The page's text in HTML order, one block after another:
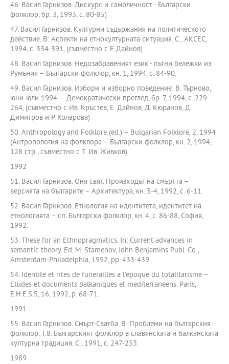
46. Васил Гарнизов. Дискурс и самоличност - Български
фолклор, бр. 3, 1993, с. 80-85)
47. Васил Гарнизов. Културни съдържания на политическото
действие. В: Аспекти на етнокултурната ситуация. С., АКСЕС,
1994, с. 334-391, (съвместно с Е.Дайнов).
48. Васил Гарнизов. Недозабравеният език - пътни бележки из
Румъния – Български фолклор, кн. 1, 1994, с. 84-90.
49. Васил Гарнизов. Избори и изборно поведение: В. Търново,
юни-юли 1994. – Демократически преглед, бр. 7, 1994, с. 229-
264, (съвместно с Ив. Кръстев, Е. Дайнов, Д. Кюранов, Д.
Димитров и Р. Коларова)
50. Anthropology and Folklore (ed.) – Bulgarian Folklore, 2, 1994
(Антропология на фолклора – Български фолклор, кн. 2, 1994,
128 стр., съвместно с Т. Ив. Живков)
1992
51. Васил Гарнизов. Оня свят. Произходът на смъртта –
версията на българите – Архитектура, кн. 3-4, 1992, с. 6-11.
52. Васил Гарнизов. Етнология на идентитета, идентитет на
етнологията – сп. Български фолклор, кн. 4, с. 86-88, София,
1992.
53. These for an Ethnopragmatics. In: Current advances in
semantic theory. Ed. M. Stamenov, John Benjamins Publ. Co.,
Amsterdam-Philadelphia, 1992, pp. 433-439.
54. Identite et rites de funerailles a l’epoque du totalitarisme –
Etudes et documents balkaniques et mediterraneens. Paris,
E.H.E.S.S, 16, 1992, p. 68-71.
1991
55. Васил Гарнизов. Смърт-Сватба. В: Проблеми на българския
фолклор. Т.8. Българският фолклор в славянската и балканската
културна традиция. С., 1991, с. 247-253.
1989